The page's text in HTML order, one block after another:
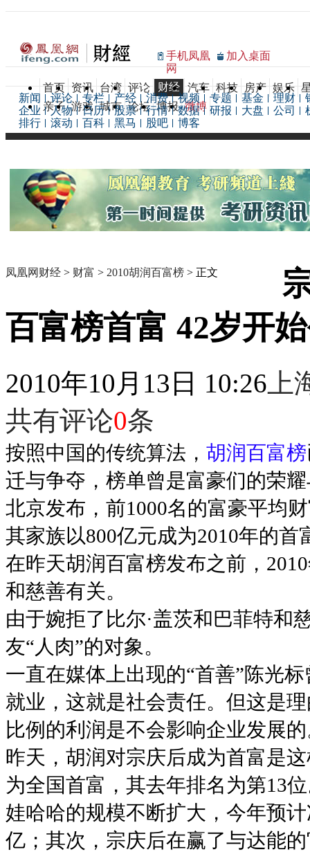
手机凤凰
网
加入桌面
首页 资讯 台湾 评论 财经 汽车 科技 房产 娱乐
亲子 游戏 城市 论坛 博报 微博
新闻 评论 专栏 产经 消费 视频 专题 基金 理财
企业
人物 日历 股票 行情 数据 研报 大盘 公司
排行
滚动 百科 黑马 股吧 博客
凤凰网财经 > 财富 > 2010胡润百富榜 > 正文
百富榜首富 42岁开
2010年10月13日 10:26
共有评论0条
按照中国的传统算法， 胡润百富榜
迁与争夺，榜单曾是富豪们的荣
北京发布，前1000名的富豪平均
其家族以800亿元成为2010年的首
在昨天胡润百富榜发布之前，
和慈善有关。
由于婉拒了比尔·盖茨和巴菲特和
友“人肉”的对象。
一直在媒体上出现的“首善”陈光
就业，这就是社会责任。但这是
比例的利润是不会影响企业发展
昨天，胡润对宗庆后成为首富是
为全国首富，其去年排名为第13
娃哈哈的规模不断扩大，今年预
亿；其次，宗庆后在赢了与达能